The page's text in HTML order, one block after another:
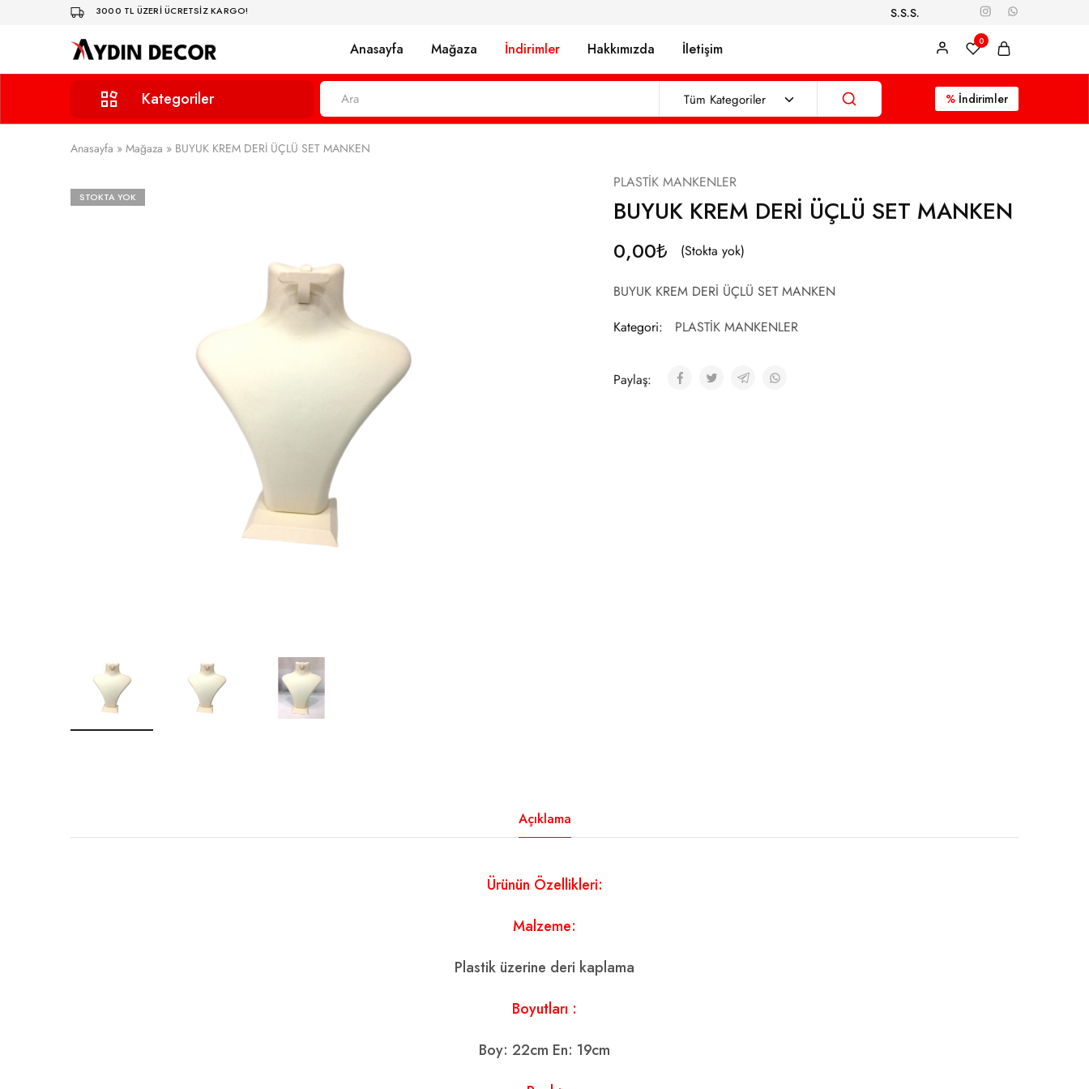
3000 TL ÜZERİ ÜCRETSİZ KARGO! S.S.S.
Aydın
Dekorasyonun
Dokunuşu
Anasayfa Mağaza İndirimler Hakkımızda İletişim 0
Kategoriler
Tablalar
YÜZÜK STANDLAR
ÖZEL ÜRETİM ÇEKMECE İÇİ DİZAYN (İLETİŞİME GEÇİN LÜTFEN)
YASTIK (SAAT&BİLEKLİK&KELEPÇE)
Tüm Kategoriler % İndirimler
Anasayfa » Mağaza » BUYUK KREM DERİ ÜÇLÜ SET MANKEN
STOKTA YOK
PLASTİK MANKENLER
BUYUK KREM DERİ ÜÇLÜ SET MANKEN
0,00₺ (Stokta yok)
BUYUK KREM DERİ ÜÇLÜ SET MANKEN
Kategori:
PLASTİK MANKENLER
Paylaş:
Açıklama
Ürünün Özellikleri:
Malzeme:
Plastik üzerine deri kaplama
Boyutları :
Boy: 22cm En: 19cm